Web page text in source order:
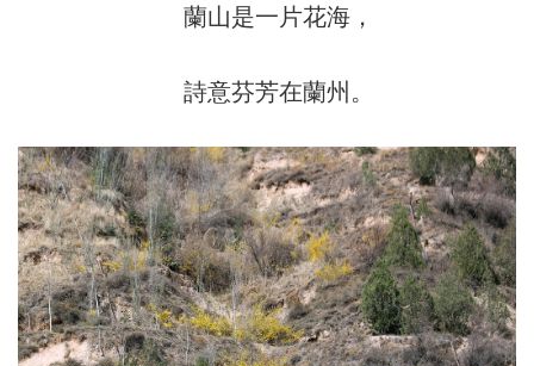
蘭山是一片花海，
詩意芬芳在蘭州。